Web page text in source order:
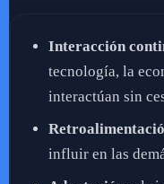
Interacción
tecnología, la
interactúan sin
influir en las